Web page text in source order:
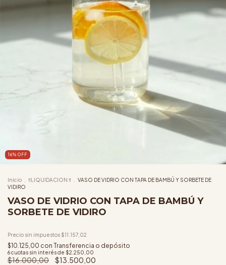
16% OFF
Inicio ‼️LIQUIDACION ‼️
VASO DE VIDRIO CON TAPA DE BAMBÚ Y SORBETE DE
VIDIRO
VASO DE VIDRIO CON TAPA DE BAMBÚ Y
SORBETE DE VIDIRO
$16.000,00 $13.500,00
6cuotas sin interés de $2.250,00
Precio sin impuestos $11.157,02
$10.125,00 con Transferencia o depósito